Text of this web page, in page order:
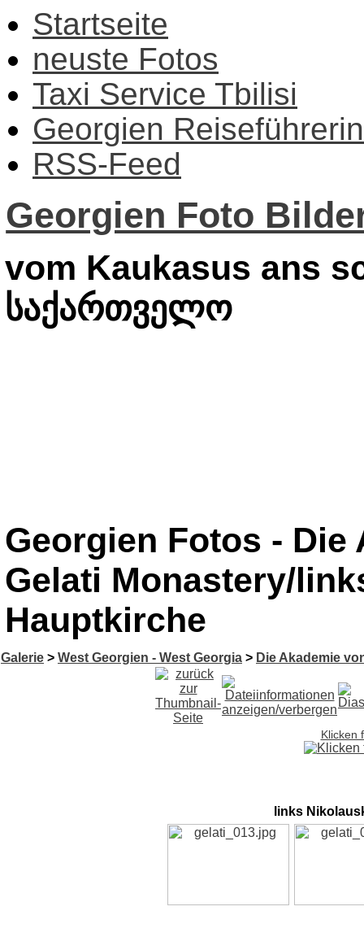
Startseite
neuste Fotos
Taxi Service Tbilisi
Georgien Reiseführerin
RSS-Feed
Georgien Foto
vom Kaukasus ans
საქართველო
Georgien Fotos - Die
Gelati Monastery/
Hauptkirche
Galerie > West Georgien - West Georgia > Die Akademie
Klicken
links